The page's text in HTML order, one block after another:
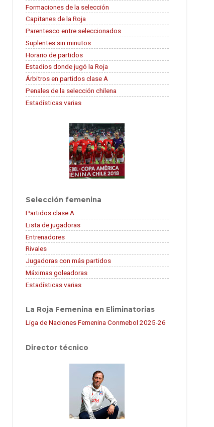
Formaciones de la selección
Capitanes de la Roja
Parentesco entre seleccionados
Suplentes sin minutos
Horario de partidos
Estadios donde jugó la Roja
Árbitros en partidos clase A
Penales de la selección chilena
Estadísticas varias
Selección femenina
Partidos clase A
Lista de jugadoras
Entrenadores
Rivales
Jugadoras con más partidos
Máximas goleadoras
Estadísticas varias
La Roja Femenina en Eliminatorias
Liga de Naciones Femenina Conmebol 2025-26
Director técnico